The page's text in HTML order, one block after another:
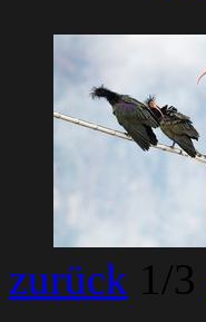
Foto: Robbie Weger
zurück 1 /3